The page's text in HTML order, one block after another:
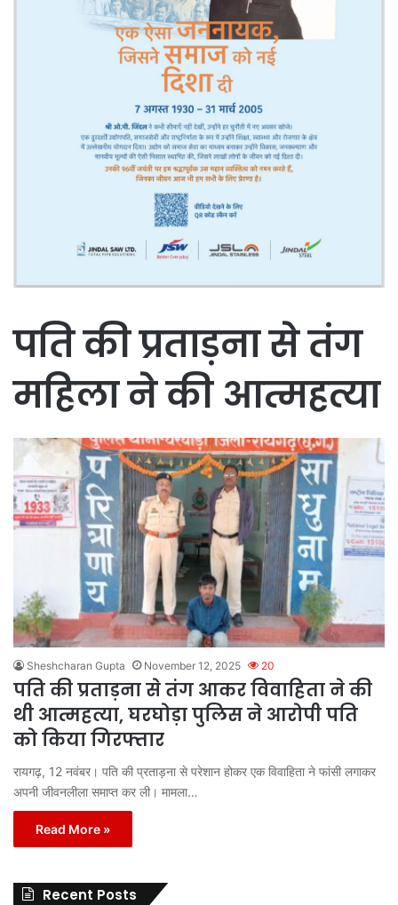
पति की प्रताड़ना से तंग
महिला ने की आत्महत्या
Sheshcharan Gupta November 12, 2025 20
पति की प्रताड़ना से तंग आकर विवाहिता ने की
थी आत्महत्या, घरघोड़ा पुलिस ने आरोपी पति
को किया गिरफ्तार
रायगढ़, 12 नवंबर। पति की प्रताड़ना से परेशान होकर एक विवाहिता ने फांसी लगाकर
अपनी जीवनलीला समाप्त कर ली। मामला…
Read More »
Recent Posts